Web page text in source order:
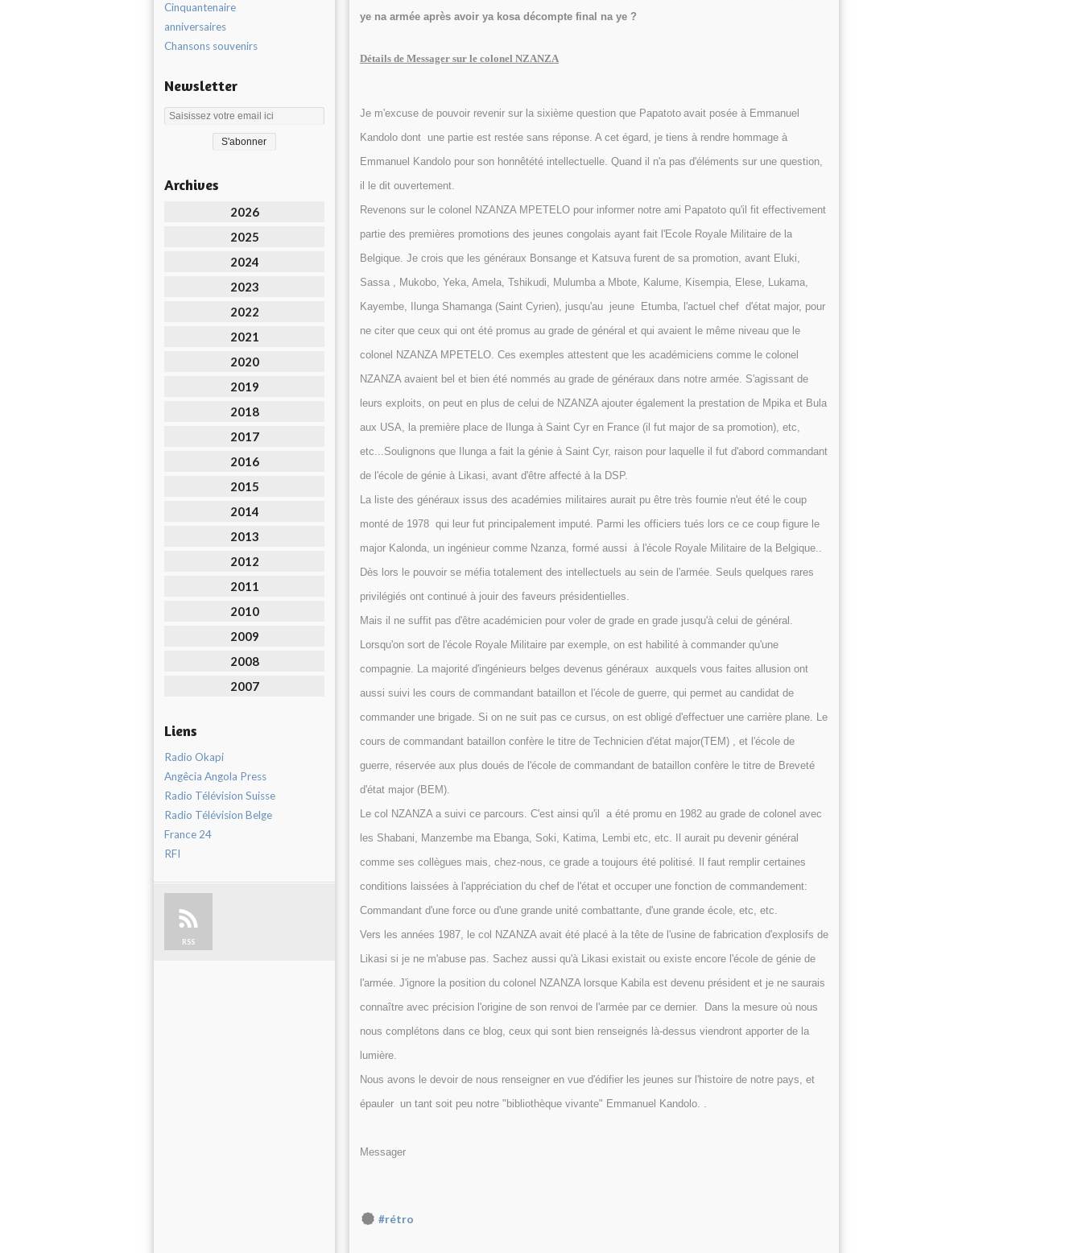
Cinquantenaire
anniversaires
Chansons souvenirs
Newsletter
Archives
2026
2025
2024
2023
2022
2021
2020
2019
2018
2017
2016
2015
2014
2013
2012
2011
2010
2009
2008
2007
Liens
Radio Okapi
Angêcia Angola Press
Radio Télévision Suisse
Radio Télévision Belge
France 24
RFI
RSS
ye na armée après avoir ya kosa décompte final na ye ?
Détails de Messager sur le colonel NZANZA
Je m'excuse de pouvoir revenir sur la sixième question que Papatoto avait posée à Emmanuel
Kandolo dont une partie est restée sans réponse. A cet égard, je tiens à rendre hommage à
Emmanuel Kandolo pour son honnêtété intellectuelle. Quand il n'a pas d'éléments sur une question,
il le dit ouvertement.
Revenons sur le colonel NZANZA MPETELO pour informer notre ami Papatoto qu'il fit effectivement
partie des premières promotions des jeunes congolais ayant fait l'Ecole Royale Militaire de la
Belgique. Je crois que les généraux Bonsange et Katsuva furent de sa promotion, avant Eluki,
Sassa , Mukobo, Yeka, Amela, Tshikudi, Mulumba a Mbote, Kalume, Kisempia, Elese, Lukama,
Kayembe, Ilunga Shamanga (Saint Cyrien), jusqu'au jeune Etumba, l'actuel chef d'état major, pour
ne citer que ceux qui ont été promus au grade de général et qui avaient le même niveau que le
colonel NZANZA MPETELO. Ces exemples attestent que les académiciens comme le colonel
NZANZA avaient bel et bien été nommés au grade de généraux dans notre armée. S'agissant de
leurs exploits, on peut en plus de celui de NZANZA ajouter également la prestation de Mpika et Bula
aux USA, la première place de Ilunga à Saint Cyr en France (il fut major de sa promotion), etc,
etc...Soulignons que Ilunga a fait la génie à Saint Cyr, raison pour laquelle il fut d'abord commandant
de l'école de génie à Likasi, avant d'être affecté à la DSP.
La liste des généraux issus des académies militaires aurait pu être très fournie n'eut été le coup
monté de 1978 qui leur fut principalement imputé. Parmi les officiers tués lors ce ce coup figure le
major Kalonda, un ingénieur comme Nzanza, formé aussi à l'école Royale Militaire de la Belgique..
Dès lors le pouvoir se méfia totalement des intellectuels au sein de l'armée. Seuls quelques rares
privilégiés ont continué à jouir des faveurs présidentielles.
Mais il ne suffit pas d'être académicien pour voler de grade en grade jusqu'à celui de général.
Lorsqu'on sort de l'école Royale Militaire par exemple, on est habilité à commander qu'une
compagnie. La majorité d'ingénieurs belges devenus généraux auxquels vous faites allusion ont
aussi suivi les cours de commandant bataillon et l'école de guerre, qui permet au candidat de
commander une brigade. Si on ne suit pas ce cursus, on est obligé d'effectuer une carrière plane. Le
cours de commandant bataillon confère le titre de Technicien d'état major(TEM) , et l'école de
guerre, réservée aux plus doués de l'école de commandant de bataillon confère le titre de Breveté
d'état major (BEM).
Le col NZANZA a suivi ce parcours. C'est ainsi qu'il a été promu en 1982 au grade de colonel avec
les Shabani, Manzembe ma Ebanga, Soki, Katima, Lembi etc, etc. Il aurait pu devenir général
comme ses collègues mais, chez-nous, ce grade a toujours été politisé. Il faut remplir certaines
conditions laissées à l'appréciation du chef de l'état et occuper une fonction de commandement:
Commandant d'une force ou d'une grande unité combattante, d'une grande école, etc, etc.
Vers les années 1987, le col NZANZA avait été placé à la tête de l'usine de fabrication d'explosifs de
Likasi si je ne m'abuse pas. Sachez aussi qu'à Likasi existait ou existe encore l'école de génie de
l'armée. J'ignore la position du colonel NZANZA lorsque Kabila est devenu président et je ne saurais
connaître avec précision l'origine de son renvoi de l'armée par ce dernier. Dans la mesure où nous
nous complétons dans ce blog, ceux qui sont bien renseignés là-dessus viendront apporter de la
lumière.
Nous avons le devoir de nous renseigner en vue d'édifier les jeunes sur l'histoire de notre pays, et
épauler un tant soit peu notre "bibliothèque vivante" Emmanuel Kandolo. .
Messager
#rétro